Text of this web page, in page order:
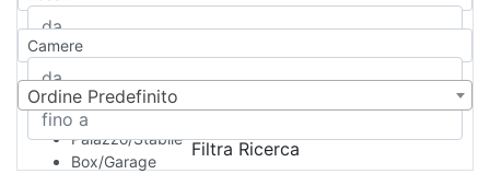
Rustico/Casale
Camera d'Albergo
Multiproprietà
Palazzo/Stabile
Box/Garage
Camere
Ordine Predefinito
Filtra Ricerca